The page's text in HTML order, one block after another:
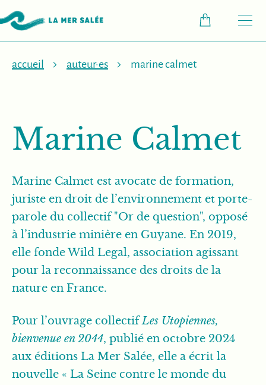
accueil auteur·es marine calmet
Marine Calmet
Marine Calmet est avocate de formation,
juriste en droit de l’environnement et porte-
parole du collectif "Or de question", opposé
à l’industrie minière en Guyane. En 2019,
elle fonde Wild Legal, association agissant
pour la reconnaissance des droits de la
nature en France.
Pour l’ouvrage collectifLes Utopiennes,
bienvenue en 2044, publié en octobre 2024
aux éditions La Mer Salée, elle a écrit la
nouvelle « La Seine contre le monde du